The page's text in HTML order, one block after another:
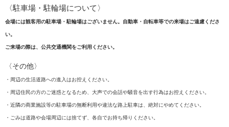
〈駐車場・駐輪場について〉​
会場には観客用の駐車場・駐輪場はございません。自動車・自転車等での来場はご遠慮くださ
い。
ご来場の際は、公共交通機関をご利用ください。
〈その他〉
・周辺の生活道路への進入はお控えください。
・周辺住民の方のご迷惑となるため、大声での会話や騒音を出す行為はお控えください。
・近隣の商業施設等の駐車場の無断利用や違法な路上駐車は、絶対にやめてください。
・ごみは道路や会場周辺には捨てず、各自でお持ち帰りください。​​